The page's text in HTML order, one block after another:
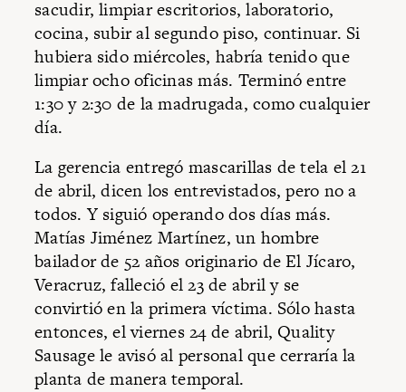
sacudir, limpiar escritorios, laboratorio,
cocina, subir al segundo piso, continuar. Si
hubiera sido miércoles, habría tenido que
limpiar ocho oficinas más. Terminó entre
1:30 y 2:30 de la madrugada, como cualquier
día.
La gerencia entregó mascarillas de tela el 21
de abril, dicen los entrevistados, pero no a
todos. Y siguió operando dos días más.
Matías Jiménez Martínez, un hombre
bailador de 52 años originario de El Jícaro,
Veracruz, falleció el 23 de abril y se
convirtió en la primera víctima. Sólo hasta
entonces, el viernes 24 de abril, Quality
Sausage le avisó al personal que cerraría la
planta de manera temporal.